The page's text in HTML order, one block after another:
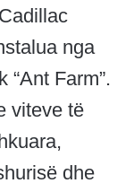
nga
“Ant Farm”.
viteve të
dhe